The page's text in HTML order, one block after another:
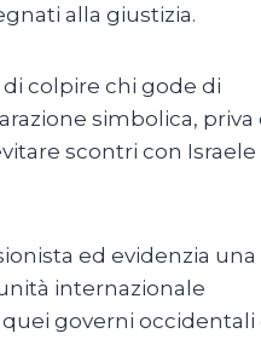
alla giustizia.
colpire chi gode di
simbolica, priva
scontri con
ed evidenzia una
internazionale
governi occidentali